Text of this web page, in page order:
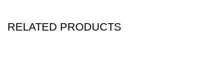
RELATED PRODUCTS